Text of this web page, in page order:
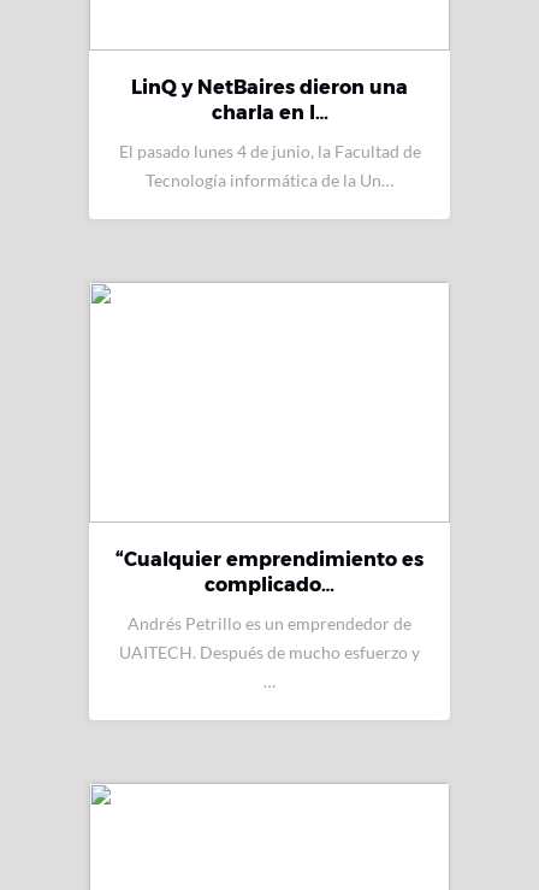
LinQ y NetBaires dieron una
charla en l…
El pasado lunes 4 de junio, la Facultad de
Tecnología informática de la Un…
“Cualquier emprendimiento es
complicado…
Andrés Petrillo es un emprendedor de
UAITECH. Después de mucho esfuerzo y
…